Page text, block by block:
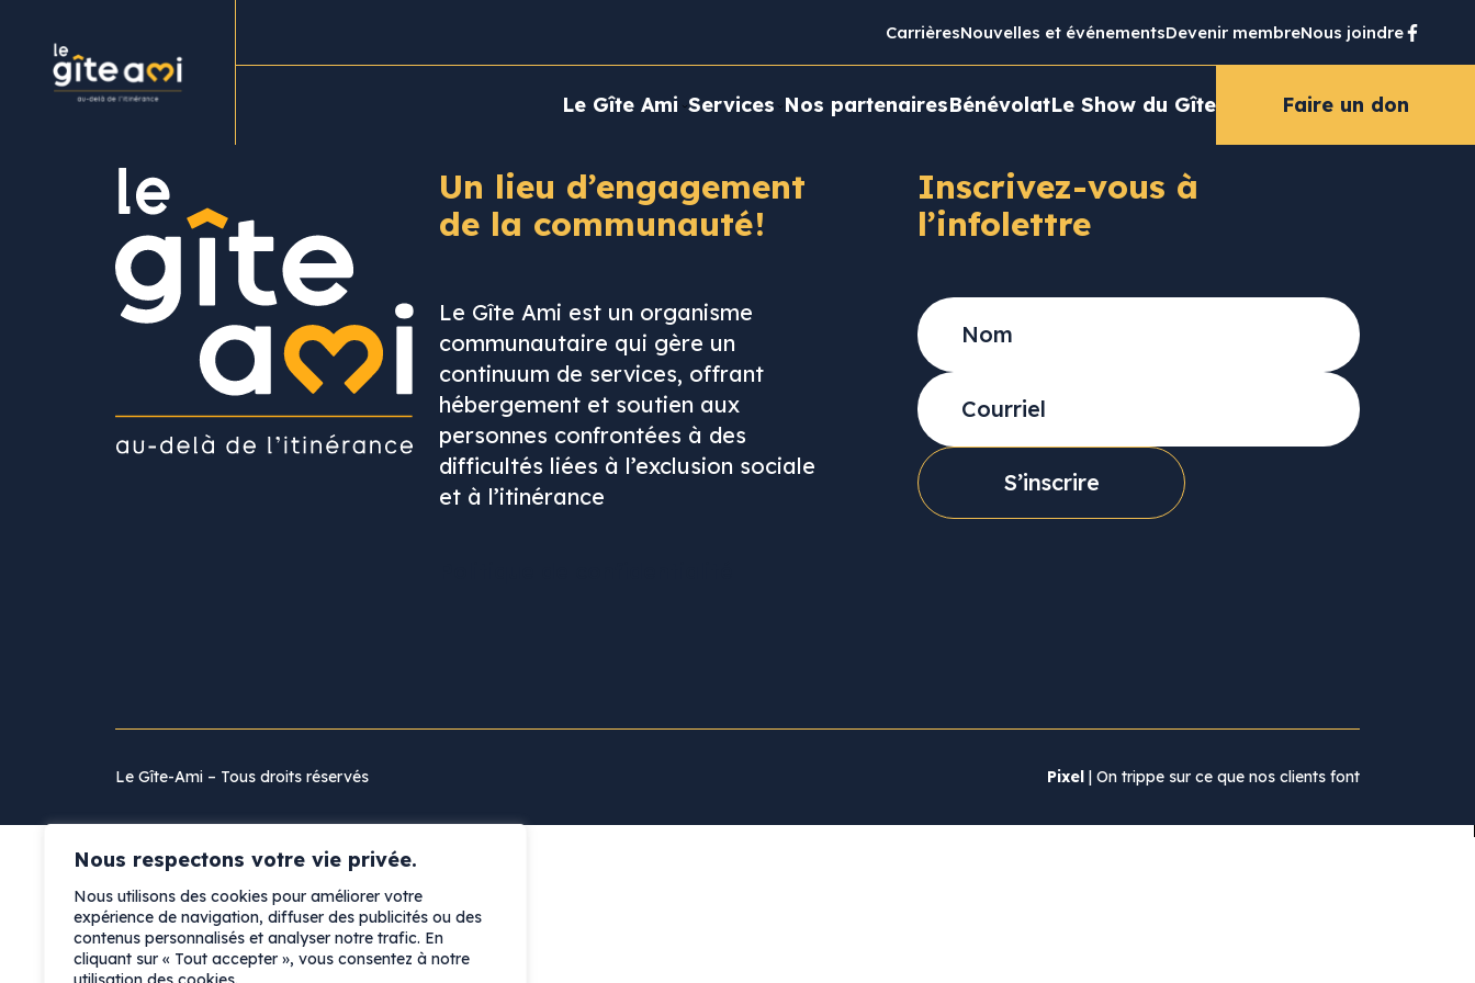
Nous respectons votre vie privée.
Nous utilisons des cookies pour améliorer votre
expérience de navigation, diffuser des publicités ou des
contenus personnalisés et analyser notre trafic. En
cliquant sur « Tout accepter », vous consentez à notre
CarrièresNouvelles et événementsDevenir membreNous joindre
Le Gîte Ami Services Nos partenairesBénévolatLe Show du Gîte Faire un don
Un lieu d’engagement
de la communauté !
Le Gîte Ami est un organisme
communautaire qui gère un
continuum de services, offrant
hébergement et soutien aux
personnes confrontées à des
difficultés liées à l’exclusion sociale
et à l’itinérance
Inscrivez-vous à
l’infolettre
Le Gîte-Ami – Tous droits réservés Pixel| On trippe sur ce que nos clients font